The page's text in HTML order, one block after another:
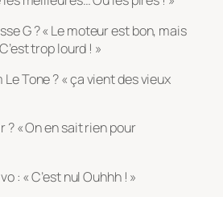
G ? « Le moteur est bon, mais
trop lourd ! »
Tone ? « ça vient des vieux
? « On en sait rien pour
: « C’est nul Ouhhh ! »